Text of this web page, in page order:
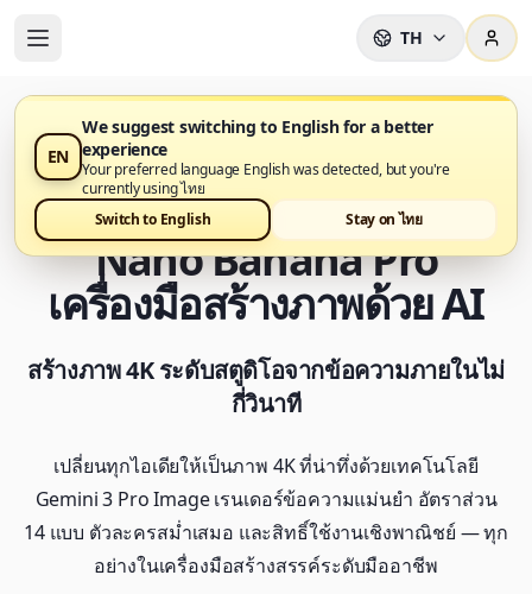
TH
EN
We suggest switching to English for a better
experience
Your preferred language English was detected, but you're
currently using ไทย
Switch to English
Stay on ไทย
Nano Banana Pro Generator พร้อมใช้งานแล้วบน Nano
Nano Banana Pro
เครื่องมือสร้างภาพด้วย AI
สร้างภาพ 4K ระดับสตูดิโอจากข้อความภายในไม่
กี่วินาที
เปลี่ยนทุกไอเดียให้เป็นภาพ 4K ที่น่าทึ่งด้วยเทคโนโลยี
Gemini 3 Pro Image เรนเดอร์ข้อความแม่นยำ อัตราส่วน
14 แบบ ตัวละครสม่ำเสมอ และสิทธิ์ใช้งานเชิงพาณิชย์ — ทุก
อย่างในเครื่องมือสร้างสรรค์ระดับมืออาชีพ